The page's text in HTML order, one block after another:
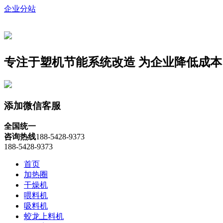
企业分站
专注于塑机节能系统改造 为企业降低成
添加微信客服
全国统一
咨询热线188-5428-9373
188-5428-9373
首页
加热圈
干燥机
喂料机
吸料机
蛟龙上料机